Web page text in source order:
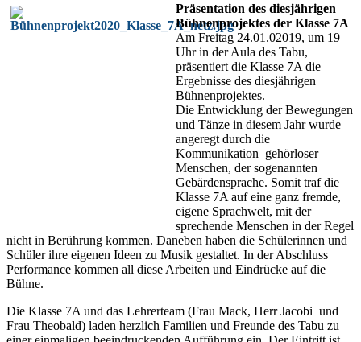
Präsentation des diesjährigen
Bühnenprojektes der Klasse 7A
Am Freitag 24.01.02019, um 19
Uhr in der Aula des Tabu,
präsentiert die Klasse 7A die
Ergebnisse des diesjährigen
Bühnenprojektes.
Die Entwicklung der Bewegungen
und Tänze in diesem Jahr wurde
angeregt durch die
Kommunikation gehörloser
Menschen, der sogenannten
Gebärdensprache. Somit traf die
Klasse 7A auf eine ganz fremde,
eigene Sprachwelt, mit der
sprechende Menschen in der Regel
nicht in Berührung kommen. Daneben haben die Schülerinnen und
Schüler ihre eigenen Ideen zu Musik gestaltet. In der Abschluss
Performance kommen all diese Arbeiten und Eindrücke auf die
Bühne.
Die Klasse 7A und das Lehrerteam (Frau Mack, Herr Jacobi und
Frau Theobald) laden herzlich Familien und Freunde des Tabu zu